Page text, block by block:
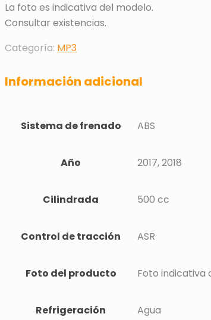
La foto es indicativa del modelo.
Consultar existencias.
Categoría: MP3
Información adicional
Sistema de frenado ABS
Año 2017, 2018
Cilindrada 500 cc
Control de tracción ASR
Foto del producto Foto indicativa
Refrigeración Agua